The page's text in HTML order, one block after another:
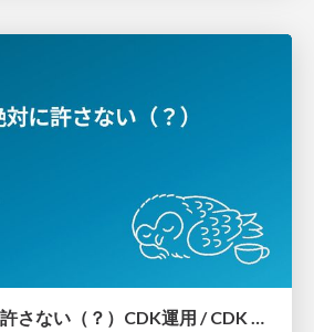
ドリフトを絶対に許さない（？）CDK運用 / CDK Ops with Zero Tolerance for Drifts (?)